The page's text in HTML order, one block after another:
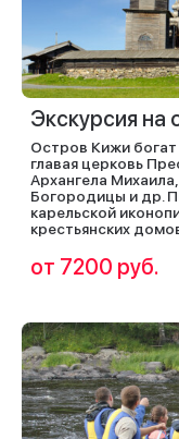
Экскурсия на
Остров Кижи
главая церковь
Архангела
Богородицы и др.
карельской
крестьянских
от 7200 руб.